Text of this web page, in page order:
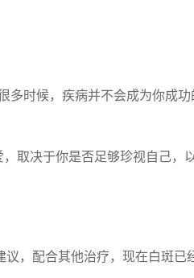
多时候，疾病并不会成为你成
取决于你是否足够珍视自己，
，配合其他治疗，现在白斑已